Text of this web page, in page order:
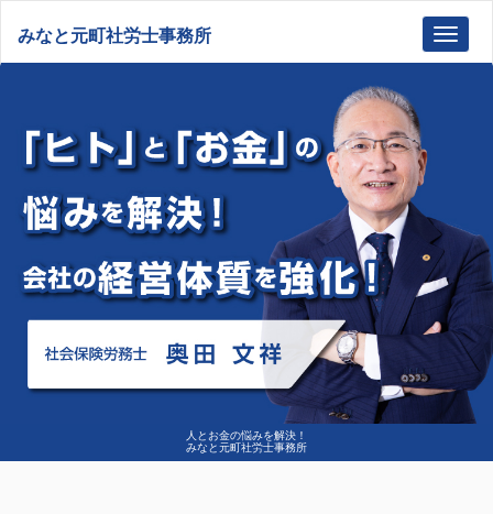
人とお金の悩みを解決！
みなと元町社労士事務所
みなと元町社労士事務所